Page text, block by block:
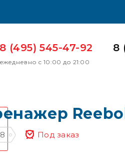
(495) 545-47-92
с 10:00 до 21:00
8
Под заказ